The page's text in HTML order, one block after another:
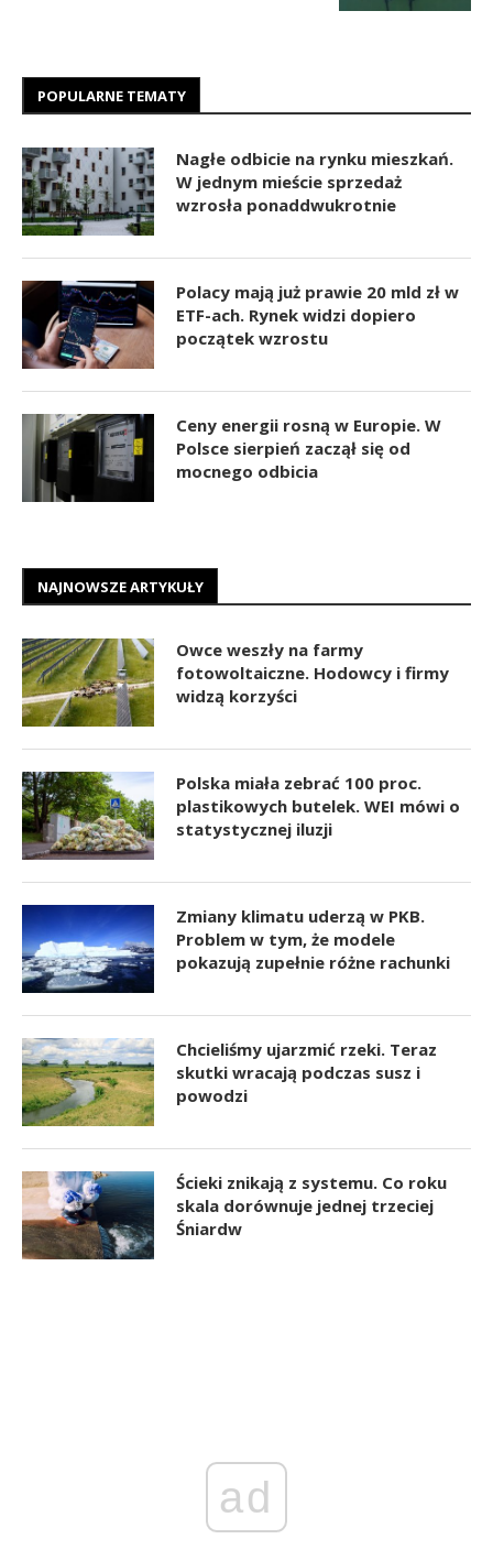
POPULARNE TEMATY
Nagłe odbicie na rynku mieszkań.
W jednym mieście sprzedaż
wzrosła ponaddwukrotnie
Polacy mają już prawie 20 mld zł w
ETF-ach. Rynek widzi dopiero
początek wzrostu
Ceny energii rosną w Europie. W
Polsce sierpień zaczął się od
mocnego odbicia
NAJNOWSZE ARTYKUŁY
Owce weszły na farmy
fotowoltaiczne. Hodowcy i firmy
widzą korzyści
Polska miała zebrać 100 proc.
plastikowych butelek. WEI mówi o
statystycznej iluzji
Zmiany klimatu uderzą w PKB.
Problem w tym, że modele
pokazują zupełnie różne rachunki
Chcieliśmy ujarzmić rzeki. Teraz
skutki wracają podczas susz i
powodzi
Ścieki znikają z systemu. Co roku
skala dorównuje jednej trzeciej
Śniardw
ad